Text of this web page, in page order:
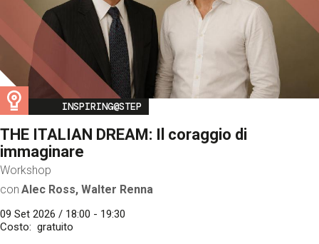
Image
INSPIRING@STEP
THE ITALIAN DREAM: Il coraggio di
immaginare
Workshop
con Alec Ross, Walter Renna
09 Set 2026 / 18:00 - 19:30
Costo
gratuito